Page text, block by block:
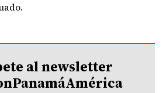
al newsletter